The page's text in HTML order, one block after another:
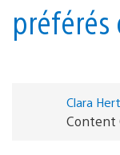
préférés
Clara
Content